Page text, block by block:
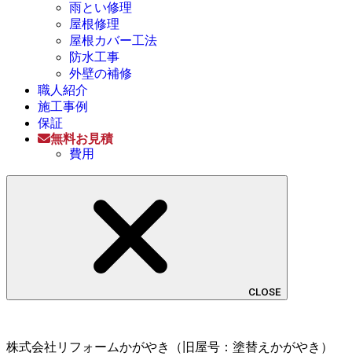
雨とい修理
屋根修理
屋根カバー工法
防水工事
外壁の補修
職人紹介
施工事例
保証
無料お見積
費用
CLOSE
株式会社リフォームかがやき（旧屋号：塗替えかがやき）